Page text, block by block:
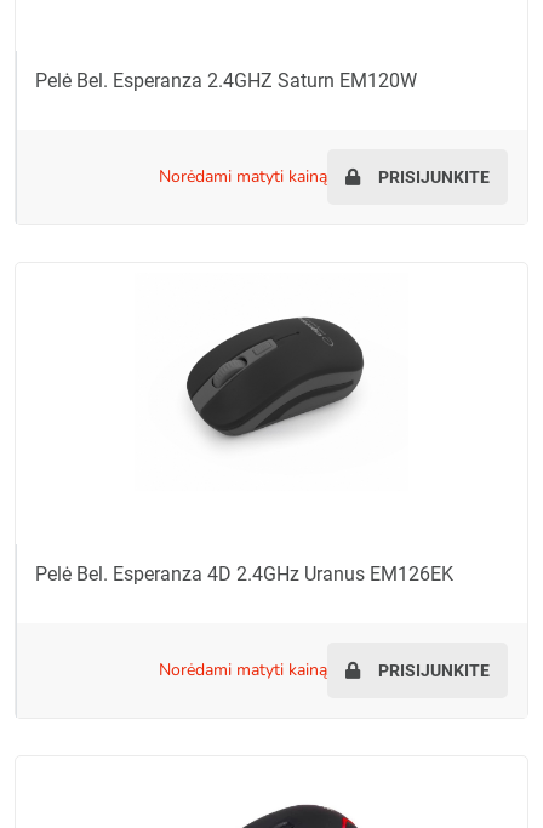
Pelė Bel. Esperanza 2.4GHZ Saturn EM120W
norėdami matyti kainą PRISIJUNKITE
Pelė Bel. Esperanza 4D 2.4GHz Uranus EM126EK
norėdami matyti kainą PRISIJUNKITE